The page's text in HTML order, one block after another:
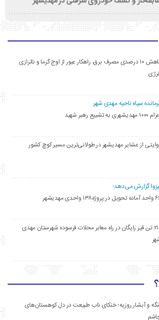
کاهش ۱۰ درصدی مصرف برق، راهکار عبور از اوج گرما و ناترازی
سپاه ناحیه مهدی شهر:
به تشییع رهبر شهید
از عشایر مهدیشهر در طولانی‌ترین مسیر کوچ کشور
گزارش می‌دهد؛
واحدی مهدیشهر
۲۱۰ تن قیر رایگان در راه معابر محلات فرسوده شهرستان مهدی
و آبشار روزیه؛ خنکای ناب طبیعت در دل کوهستان‌های